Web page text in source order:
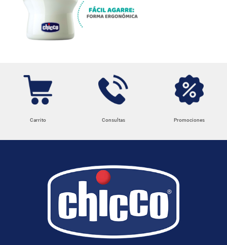
Carrito Consultas Promociones